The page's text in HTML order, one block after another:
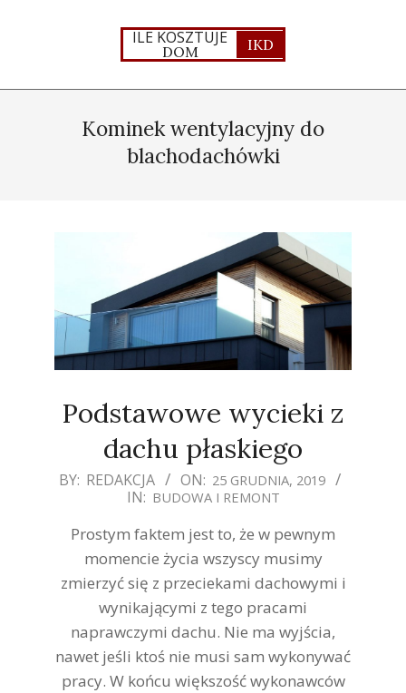
ILE KOSZTUJE
DOM IKD
Kominek wentylacyjny do
blachodachówki
Podstawowe wycieki z
dachu płaskiego
2019-
BY: REDAKCJA ON: 25 GRUDNIA, 2019
IN: BUDOWA I REMONT
Prostym faktem jest to, że w pewnym
momencie życia wszyscy musimy
zmierzyć się z przeciekami dachowymi i
wynikającymi z tego pracami
naprawczymi dachu. Nie ma wyjścia,
nawet jeśli ktoś nie musi sam wykonywać
pracy. W końcu większość wykonawców